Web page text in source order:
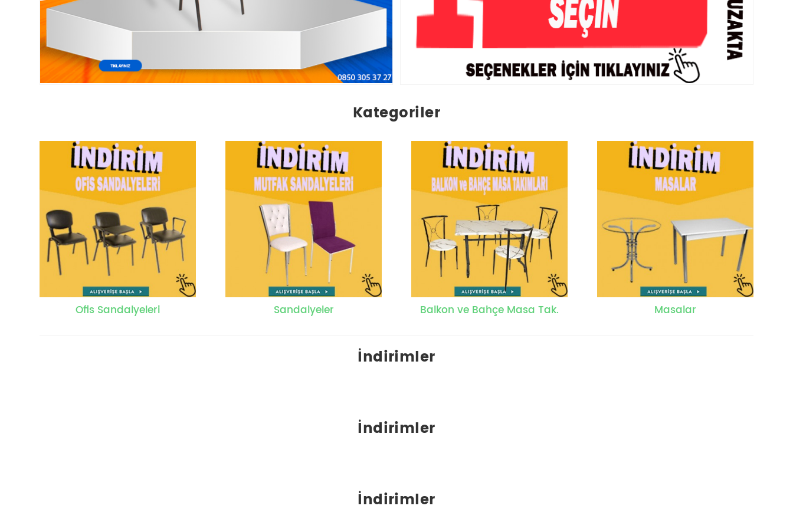
Kategoriler
Ofis Sandalyeleri Sandalyeler Balkon ve Bahçe Masa Tak. Masalar
İndirimler
İndirimler
İndirimler